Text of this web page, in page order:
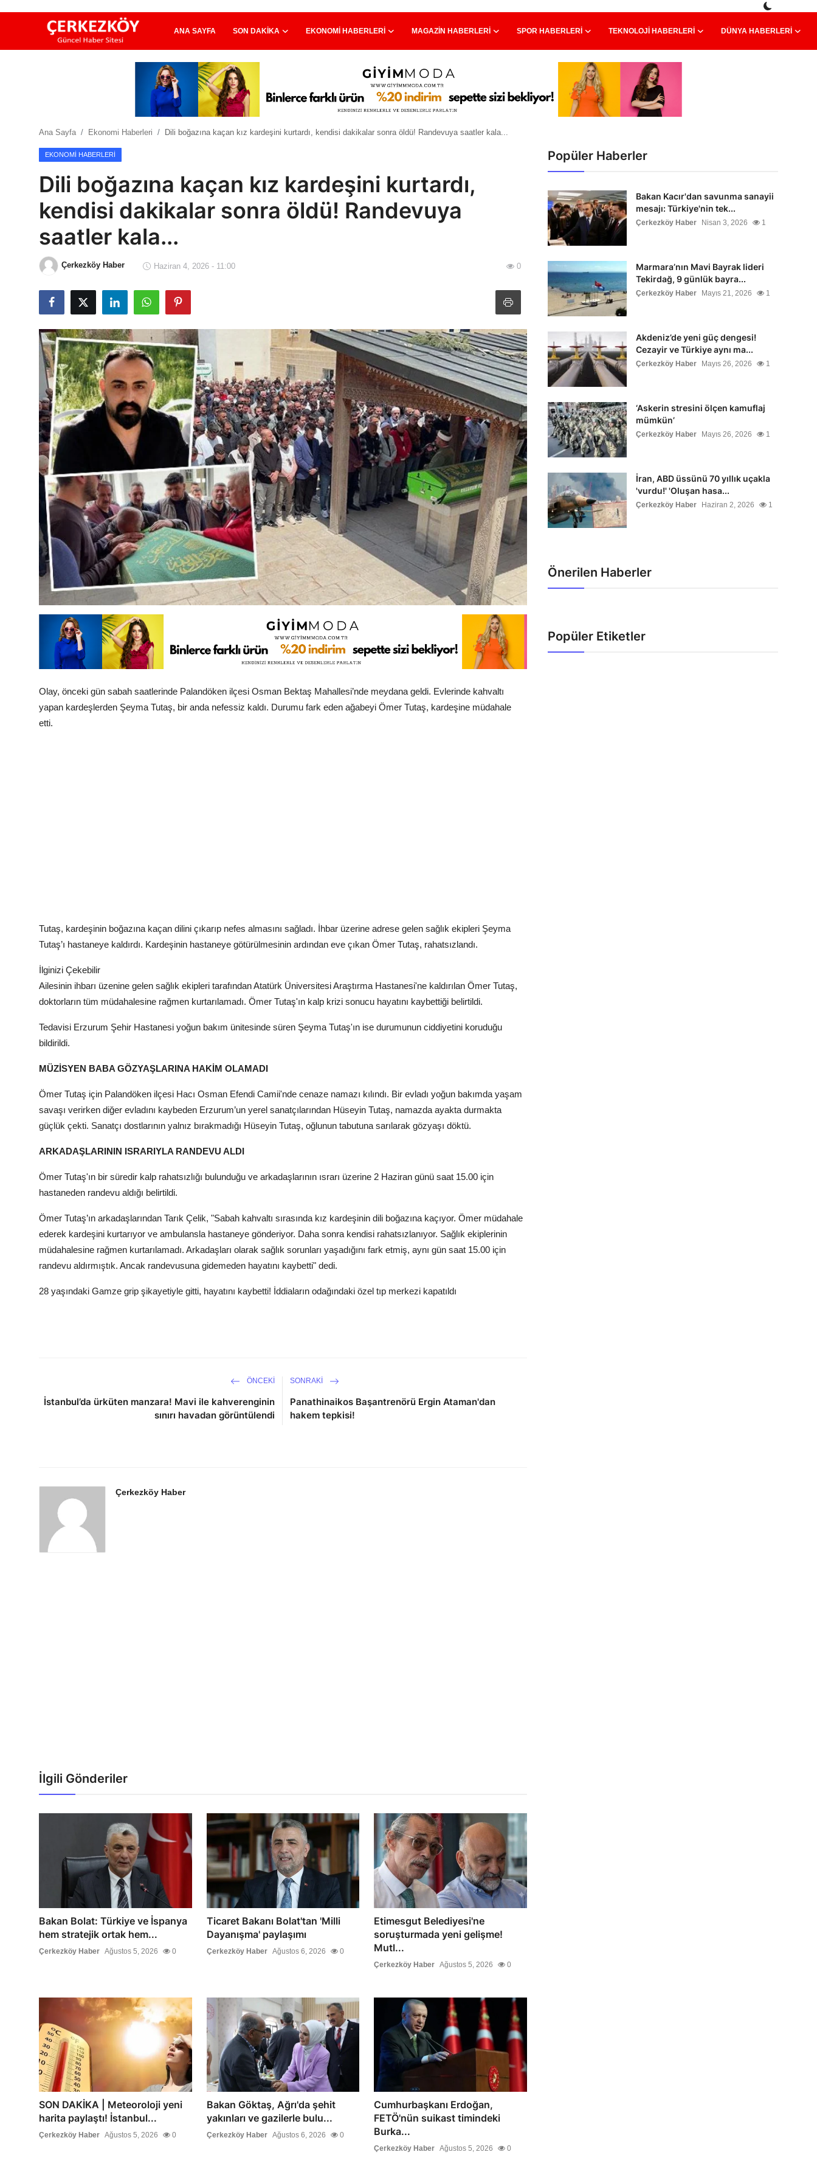
ANA SAYFA SON DAKIKA EKONOMI HABERLERI MAGAZIN HABERLERI SPOR HABERLERI TEKNOLOJI HABERLERI DÜNYA HABERLERI
Ekonomi Haberleri
Teknoloji Haberleri
Dünya Haberleri
Çerkezköy
Ana Sayfa Ekonomi Haberleri Dili boğazına kaçan kız kardeşini kurtardı, kendisi dakikalar sonra öldü! Randevuya saatler kala...
EKONOMI HABERLERI
Dili boğazına kaçan kız kardeşini kurtardı,
kendisi dakikalar sonra öldü! Randevuya
saatler kala...
Çerkezköy Haber Haziran 4, 2026 - 11:00 0
Olay, önceki gün sabah saatlerinde Palandöken ilçesi Osman Bektaş Mahallesi’nde meydana geldi. Evlerinde kahvaltı
yapan kardeşlerden Şeyma Tutaş, bir anda nefessiz kaldı. Durumu fark eden ağabeyi Ömer Tutaş, kardeşine müdahale
etti.
Tutaş, kardeşinin boğazına kaçan dilini çıkarıp nefes almasını sağladı. İhbar üzerine adrese gelen sağlık ekipleri Şeyma
Tutaş’ı hastaneye kaldırdı. Kardeşinin hastaneye götürülmesinin ardından eve çıkan Ömer Tutaş, rahatsızlandı.
İlginizi Çekebilir
Ailesinin ihbarı üzenine gelen sağlık ekipleri tarafından Atatürk Üniversitesi Araştırma Hastanesi'ne kaldırılan Ömer Tutaş,
doktorların tüm müdahalesine rağmen kurtarılamadı. Ömer Tutaş'ın kalp krizi sonucu hayatını kaybettiği belirtildi.
Tedavisi Erzurum Şehir Hastanesi yoğun bakım ünitesinde süren Şeyma Tutaş'ın ise durumunun ciddiyetini koruduğu
bildirildi.
MÜZİSYEN BABA GÖZYAŞLARINA HAKİM OLAMADI
Ömer Tutaş için Palandöken ilçesi Hacı Osman Efendi Camii'nde cenaze namazı kılındı. Bir evladı yoğun bakımda yaşam
savaşı verirken diğer evladını kaybeden Erzurum’un yerel sanatçılarından Hüseyin Tutaş, namazda ayakta durmakta
güçlük çekti. Sanatçı dostlarının yalnız bırakmadığı Hüseyin Tutaş, oğlunun tabutuna sarılarak gözyaşı döktü.
ARKADAŞLARININ ISRARIYLA RANDEVU ALDI
Ömer Tutaş'ın bir süredir kalp rahatsızlığı bulunduğu ve arkadaşlarının ısrarı üzerine 2 Haziran günü saat 15.00 için
hastaneden randevu aldığı belirtildi.
Ömer Tutaş’ın arkadaşlarından Tarık Çelik, "Sabah kahvaltı sırasında kız kardeşinin dili boğazına kaçıyor. Ömer müdahale
ederek kardeşini kurtarıyor ve ambulansla hastaneye gönderiyor. Daha sonra kendisi rahatsızlanıyor. Sağlık ekiplerinin
müdahalesine rağmen kurtarılamadı. Arkadaşları olarak sağlık sorunları yaşadığını fark etmiş, aynı gün saat 15.00 için
randevu aldırmıştık. Ancak randevusuna gidemeden hayatını kaybetti" dedi.
28 yaşındaki Gamze grip şikayetiyle gitti, hayatını kaybetti! İddiaların odağındaki özel tıp merkezi kapatıldı
ÖNCEKI
İstanbul’da ürküten manzara! Mavi ile kahverenginin
sınırı havadan görüntülendi
SONRAKI
Panathinaikos Başantrenörü Ergin Ataman'dan
hakem tepkisi!
Çerkezköy Haber
İlgili Gönderiler
Bakan Bolat: Türkiye ve İspanya
hem stratejik ortak hem...
Çerkezköy Haber Ağustos 5, 2026 0
Ticaret Bakanı Bolat'tan 'Milli
Dayanışma' paylaşımı
Çerkezköy Haber Ağustos 6, 2026 0
Etimesgut Belediyesi'ne
soruşturmada yeni gelişme!
Mutl...
Çerkezköy Haber Ağustos 5, 2026 0
SON DAKİKA | Meteoroloji yeni
harita paylaştı! İstanbul...
Çerkezköy Haber Ağustos 5, 2026 0
Bakan Göktaş, Ağrı'da şehit
yakınları ve gazilerle bulu...
Çerkezköy Haber Ağustos 6, 2026 0
Cumhurbaşkanı Erdoğan,
FETÖ'nün suikast timindeki
Burka...
Çerkezköy Haber Ağustos 5, 2026 0
Popüler Haberler
Bakan Kacır'dan savunma sanayii
mesajı: Türkiye'nin tek...
Çerkezköy Haber Nisan 3, 2026 1
Marmara’nın Mavi Bayrak lideri
Tekirdağ, 9 günlük bayra...
Çerkezköy Haber Mayıs 21, 2026 1
Akdeniz’de yeni güç dengesi!
Cezayir ve Türkiye aynı ma...
Çerkezköy Haber Mayıs 26, 2026 1
‘Askerin stresini ölçen kamuflaj
mümkün’
Çerkezköy Haber Mayıs 26, 2026 1
İran, ABD üssünü 70 yıllık uçakla
'vurdu!' 'Oluşan hasa...
Çerkezköy Haber Haziran 2, 2026 1
Önerilen Haberler
Popüler Etiketler